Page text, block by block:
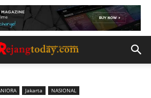
Jakarta NASIONAL